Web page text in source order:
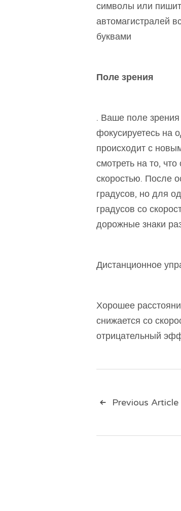
символы или
автомагистралей
буквами
Поле зрения
. Ваше поле зрения
фокусируетесь на
происходит с
смотреть на то,
скоростью. После
градусов, но для
градусов со
дорожные знаки
Дистанционное
Хорошее
снижается со
отрицательный
по
Previous Article